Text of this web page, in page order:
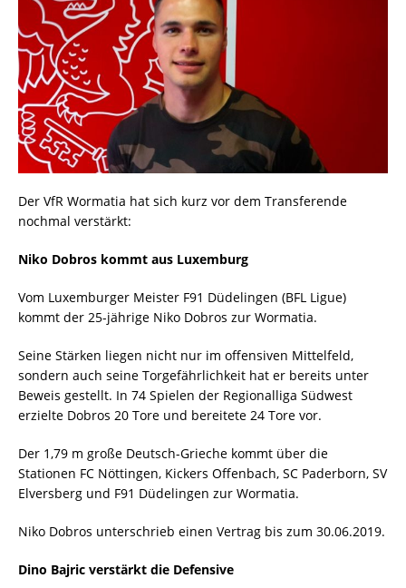
Der VfR Wormatia hat sich kurz vor dem Transferende
nochmal verstärkt:
Niko Dobros kommt aus Luxemburg
Vom Luxemburger Meister F91 Düdelingen (BFL Ligue)
kommt der 25-jährige Niko Dobros zur Wormatia.
Seine Stärken liegen nicht nur im offensiven Mittelfeld,
sondern auch seine Torgefährlichkeit hat er bereits unter
Beweis gestellt. In 74 Spielen der Regionalliga Südwest
erzielte Dobros 20 Tore und bereitete 24 Tore vor.
Der 1,79 m große Deutsch-Grieche kommt über die
Stationen FC Nöttingen, Kickers Offenbach, SC Paderborn, SV
Elversberg und F91 Düdelingen zur Wormatia.
Niko Dobros unterschrieb einen Vertrag bis zum 30.06.2019.
Dino Bajric verstärkt die Defensive